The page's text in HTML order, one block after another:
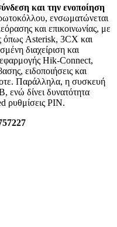
και την ενοποίηση
ενσωματώνεται
και επικοινωνίας, με
όπως Asterisk, 3CX και
διαχείριση και
εφαρμογής Hik-Connect,
ειδοποιήσεις και
Παράλληλα, η συσκευή
ενώ δίνει δυνατότητα
ρυθμίσεις PIN.